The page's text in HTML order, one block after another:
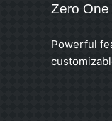
Zero
Powerful